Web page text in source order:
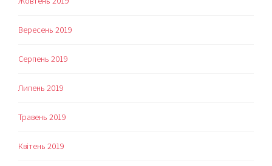
Вересень 2019
Серпень 2019
Липень 2019
Травень 2019
Квітень 2019